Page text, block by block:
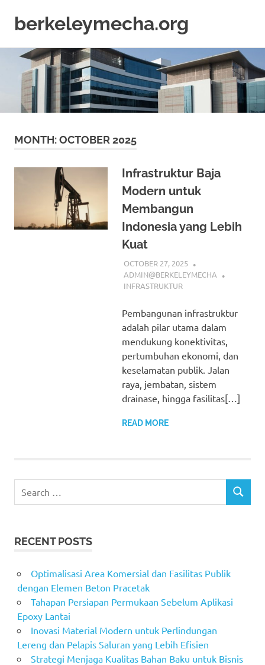
content
berkeleymecha.org
Bisnis
Terkini
MONTH:OCTOBER 2025
Infrastruktur Baja
Modern untuk
Membangun
Indonesia yang Lebih
Kuat
OCTOBER 27, 2025
ADMIN@BERKELEYMECHA
INFRASTRUKTUR
Pembangunan infrastruktur
adalah pilar utama dalam
mendukung konektivitas,
pertumbuhan ekonomi, dan
keselamatan publik. Jalan
raya, jembatan, sistem
drainase, hingga fasilitas[…]
READ MORE
for:
SEARCH
RECENT POSTS
Optimalisasi Area Komersial dan Fasilitas Publik
dengan Elemen Beton Pracetak
Tahapan Persiapan Permukaan Sebelum Aplikasi
Epoxy Lantai
Inovasi Material Modern untuk Perlindungan
Lereng dan Pelapis Saluran yang Lebih Efisien
Strategi Menjaga Kualitas Bahan Baku untuk Bisnis